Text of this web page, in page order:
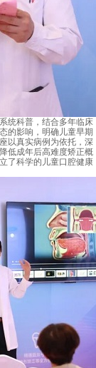
统科普，结合多年临床
的影响，明确儿童早期
以真实病例为依托，深
低成年后高难度矫正概
了科学的儿童口腔健康